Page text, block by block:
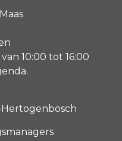
10:00 tot 16:00
.
Hertogenbosch